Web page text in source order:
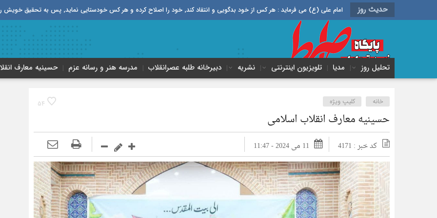
حدیث روز امام علی (ع) می فرماید : هر کس از خود بدگویی و انتقاد کند٬ خود را اصلاح کرده و هر کس خودستایی نماید٬ پس به تحقیق خویش را تباه نموده است.
تحلیل روز مدیا تلویزیون اینترنتی نشریه دبیرخانه طلبه‌ عصر‌انقلاب مدرسه هنر و رسانه عزم حسینیه معارف
54 خانه کلیپ ویژه
حسینیه معارف انقلاب اسلامی
کد خبر : 4171 11 می 2024 - 11:47